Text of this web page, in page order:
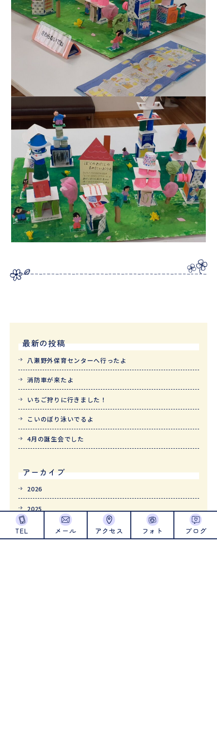
最新の投稿
八瀬野外保育センターへ行ったよ
消防車が来たよ
いちご狩りに行きました！
こいのぼり泳いでるよ
4月の誕生会でした
アーカイブ
2026
2025
TEL メール アクセス フォト ブログ